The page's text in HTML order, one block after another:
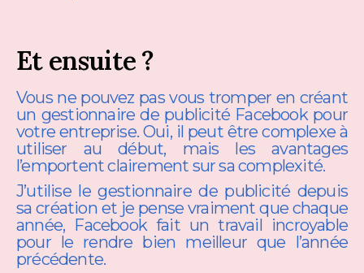
Et ensuite ?
Vous ne pouvez pas vous tromper en créant
un gestionnaire de publicité Facebook pour
votre entreprise. Oui, il peut être complexe à
utiliser au début, mais les avantages
l’emportent clairement sur sa complexité.
J’utilise le gestionnaire de publicité depuis
sa création et je pense vraiment que chaque
année, Facebook fait un travail incroyable
pour le rendre bien meilleur que l’année
précédente.